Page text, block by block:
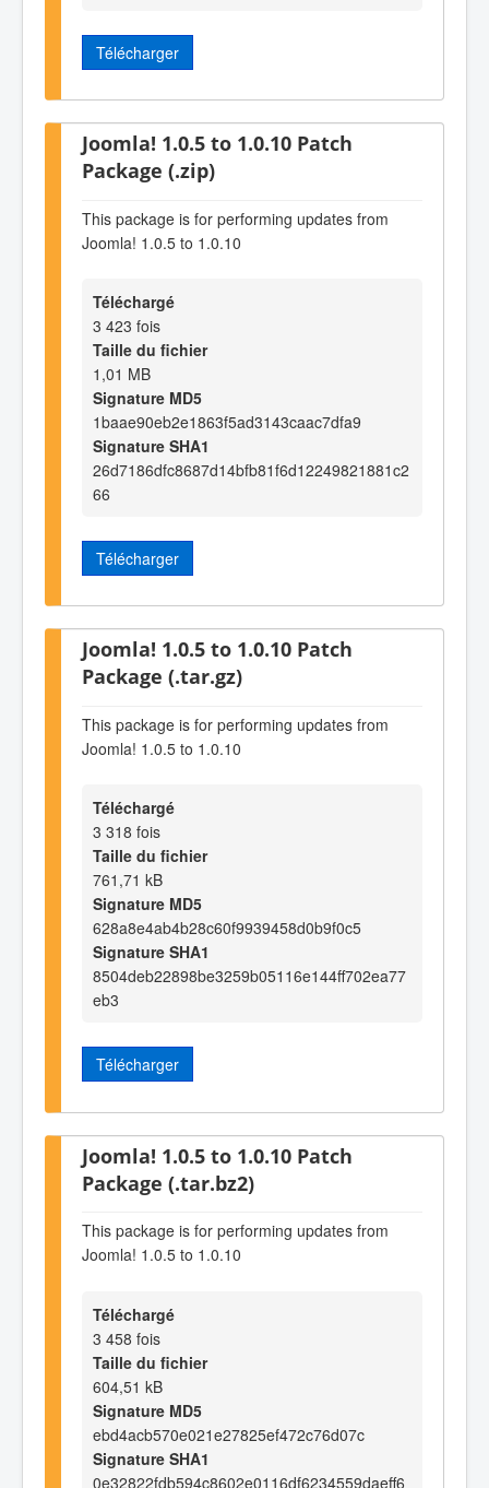
Télécharger
Joomla! 1.0.5 to 1.0.10 Patch
Package (.zip)
This package is for performing updates from
Joomla! 1.0.5 to 1.0.10
Téléchargé
3 423 fois
Taille du fichier
1,01 MB
Signature MD5
1baae90eb2e1863f5ad3143caac7dfa9
Signature SHA1
26d7186dfc8687d14bfb81f6d12249821881c2
66
Télécharger
Joomla! 1.0.5 to 1.0.10 Patch
Package (.tar.gz)
This package is for performing updates from
Joomla! 1.0.5 to 1.0.10
Téléchargé
3 318 fois
Taille du fichier
761,71 kB
Signature MD5
628a8e4ab4b28c60f9939458d0b9f0c5
Signature SHA1
8504deb22898be3259b05116e144ff702ea77
eb3
Télécharger
Joomla! 1.0.5 to 1.0.10 Patch
Package (.tar.bz2)
This package is for performing updates from
Joomla! 1.0.5 to 1.0.10
Téléchargé
3 458 fois
Taille du fichier
604,51 kB
Signature MD5
ebd4acb570e021e27825ef472c76d07c
Signature SHA1
0e32822fdb594c8602e0116df6234559daeff6